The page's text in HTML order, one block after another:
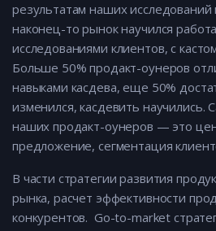
результатам наших
наконец-то рынок научился
исследованиями клиентов, с
Больше 50% продакт-оунеров
навыками касдева, еще 50%
изменился, касдевить
наших продакт-оунеров — это
предложение, сегментация
В части стратегии развития
рынка, расчет эффективности
конкурентов. Go-to-market